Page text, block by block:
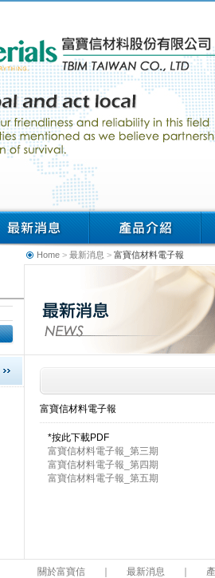
Home > 最新消息 > 富寶信材料電子報
富寶信材料電子報
*按此下載PDF
富寶信材料電子報_第三期
富寶信材料電子報_第四期
富寶信材料電子報_第五期
關於富寶信 最新消息